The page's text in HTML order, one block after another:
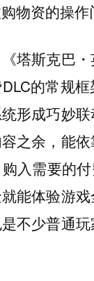
物资的操作
塔斯克巴
的常规
形成巧妙
之余，能
入需要的
能体验游
不少普通